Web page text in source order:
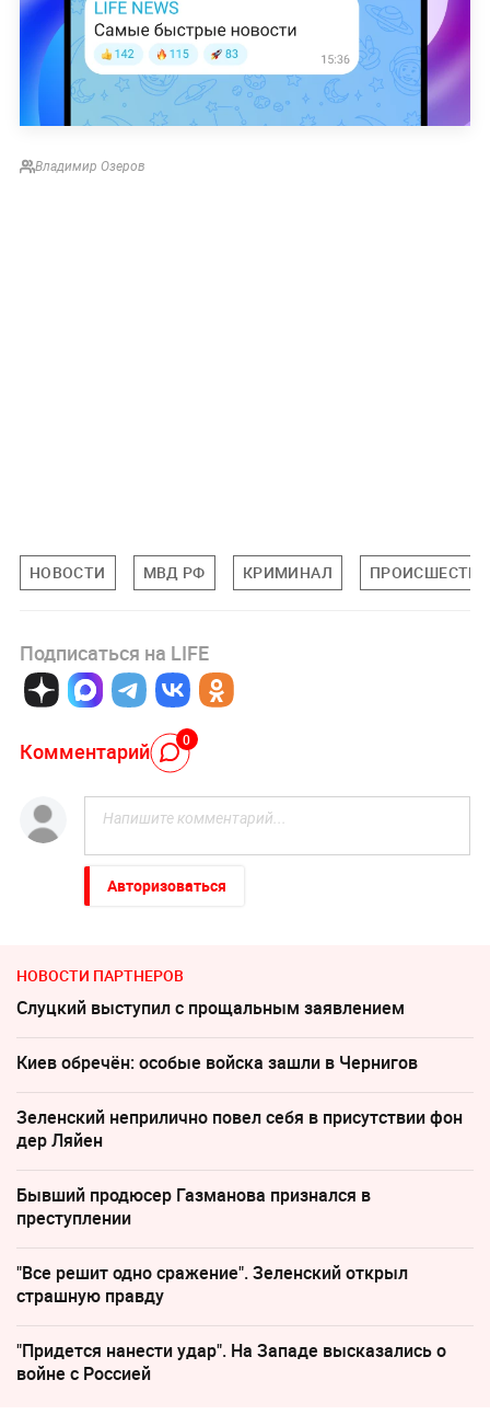
Владимир Озеров
НОВОСТИ МВД РФ КРИМИНАЛ
Подписаться на LIFE
Комментарий 0
Авторизоваться
НОВОСТИ ПАРТНЕРОВ
Слуцкий выступил с прощальным заявлением
Киев обречён: особые войска зашли в Чернигов
Зеленский неприлично повел cебя в присутствии фон
дер Ляйен
Бывший продюсер Газманова признался в
преступлении
"Все решит одно сражение". Зеленский открыл
страшную правду
"Придется нанести удар". На Западе высказались о
войне с Россией